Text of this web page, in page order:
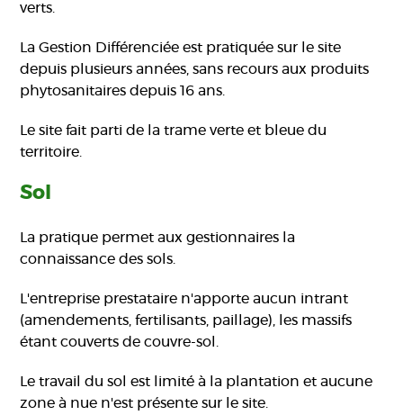
verts.
La Gestion Différenciée est pratiquée sur le site
depuis plusieurs années, sans recours aux produits
phytosanitaires depuis 16 ans.
Le site fait parti de la trame verte et bleue du
territoire.
Sol
La pratique permet aux gestionnaires la
connaissance des sols.
L'entreprise prestataire n'apporte aucun intrant
(amendements, fertilisants, paillage), les massifs
étant couverts de couvre-sol.
Le travail du sol est limité à la plantation et aucune
zone à nue n'est présente sur le site.